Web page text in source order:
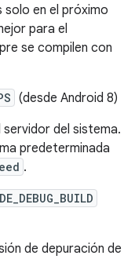
solo en el próximo
para el
se compilen con
(desde Android 8)
servidor del sistema.
predeterminada
.
de depuración de